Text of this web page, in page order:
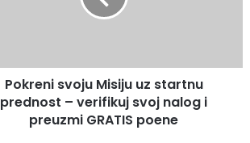
Pokreni svoju Misiju uz startnu
prednost – verifikuj svoj nalog i
preuzmi GRATIS poene